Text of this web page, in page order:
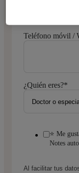
Teléfono móvil /
¿Quién eres?*
⭐ Me
Notes
Al facilitar tus